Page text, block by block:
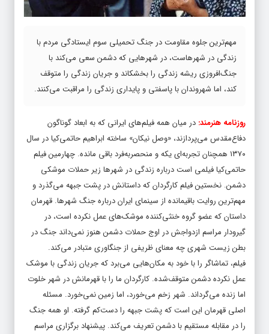
مهم‌ترین جلوه مقاومت در جنگ تحمیلی سوم ایستادگی مردم با
زندگی در شهرهاست، در شهرهایی که دشمن سعی می‌کند با
جنگ‌افروزی ریشه زندگی را بخشکاند و جریان زندگی را متوقف
کند، اما شهروندان با پاسفتی و پایداری زندگی را مراقبت می‌کنند.
روزنامه هنرمند: در میان همه فیلم‌های ایرانی که به ابعاد گوناگون
دفاع‌مقدس می‌پردازند، «وصل نیکان» ساخته ابراهیم حاتمی‌کیا در سال
۱۳۷۰ همچنان تجربه‌ای یکه و منحصربه‌فرد باقی مانده. چهارمین فیلم
حاتمی‌کیا فیلمی است درباره زندگی در شهرها زیر حملات موشکی
دشمن. نخستین فیلم کارگردان که داستانش در پشت جبهه می‌گذرد و
مهم‌ترین روایت باقیمانده از سینمای ایران درباره جنگ شهرها. قهرمان
داستان که عضو گروه خنثی‌کننده موشک‌های عمل نکرده است، در
گیرودار مراسم ازدواجش در اوج حملات دشمن هنوز نمی‌داند جنگ در
بطن زیست شهری چه معنای ظریفی از جنگاوری متبادر می‌کند.
فیلم، تماشاگر را با خود به مکان‌هایی می‌برد که جریان زندگی با موشک
عمل نکرده دشمن متوقف‌شده. کارگردان ما را با قهرمانش در شهر خلوت
اما زنده می‌گرداند. شهر زخم می‌خورد، اما زمین نمی‌خورد. مسئله
اصلی قهرمان این است که پشت جبهه را دست‌کم گرفته. او همه جنگ
را در مقابله مستقیم با دشمن تعریف می‌کند. پیشنهاد برگزاری مراسم